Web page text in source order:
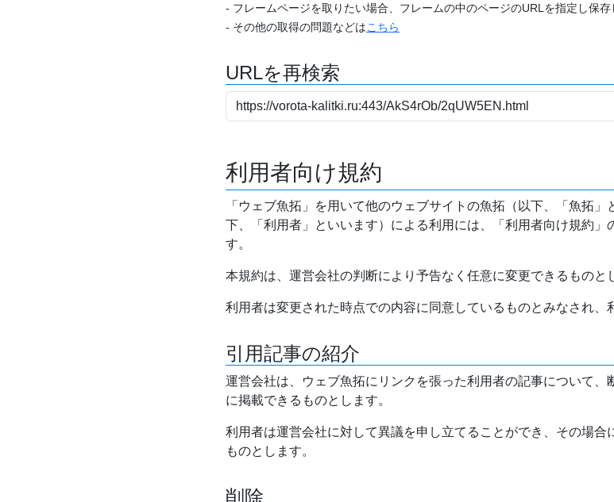
- フレームページを取りたい場合、フレームの中のページのURLを指定し保
- その他の取得の問題などはこちら
URLを再検索
利用者向け規約
「ウェブ魚拓」を用いて他のウェブサイトの魚拓（以下、「魚拓
下、「利用者」といいます）による利用には、「利用者向け規約」
す。
本規約は、運営会社の判断により予告なく任意に変更できるものと
利用者は変更された時点での内容に同意しているものとみなされ、
引用記事の紹介
運営会社は、ウェブ魚拓にリンクを張った利用者の記事について、
に掲載できるものとします。
利用者は運営会社に対して異議を申し立てることができ、その場合
ものとします。
削除